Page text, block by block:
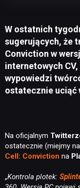
W ostatnich
sugerujących, że
Conviction w
internetowych
wypowiedzi
ostatecznie uciąć
Na oficjalnym
ostatecznie (miejmy
Cell: Conviction na
„Kontrola plotek: